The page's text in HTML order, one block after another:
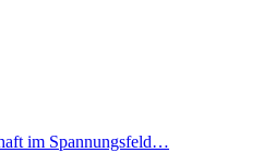
im Spannungsfeld…